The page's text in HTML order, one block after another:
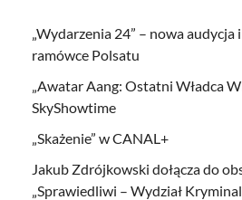
„Wydarzenia 24” – nowa
ramówce Polsatu
„Awatar Aang: Ostatni Władca
SkyShowtime
„Skażenie” w CANAL+
Jakub Zdrójkowski dołącza do
„Sprawiedliwi – Wydział